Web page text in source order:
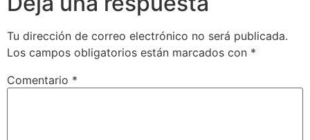
Tu dirección de correo electrónico no será publicada.
Los campos obligatorios están marcados con *
Comentario *